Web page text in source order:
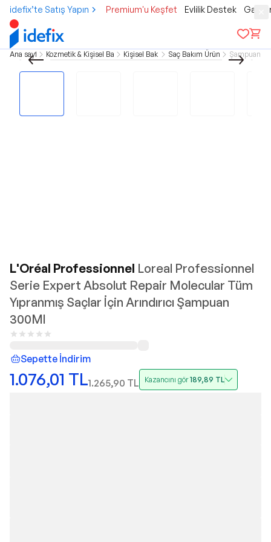
idefix’te Satış Yapın Premium'u Keşfet Evlilik Destek
Ana sayfa Kozmetik & Kişisel BakımKişisel Bakım Saç Bakım ÜrünleriŞampuanlar
L'Oréal Professionnel Loreal Professionnel
Serie Expert Absolut Repair Molecular Tüm
Yıpranmış Saçlar İçin Arındırıcı Şampuan
300Ml
Sepette İndirim
1.076,01 TL1.265,90 TL Kazancını gör189,89 TL